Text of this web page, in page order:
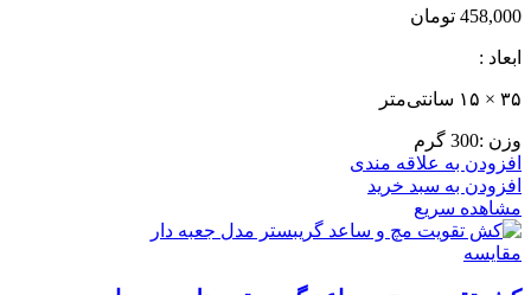
458,000 تومان
ابعاد :
۳۵ × ۱۵ سانتی‌متر
وزن :300 گرم
افزودن به علاقه مندی
افزودن به سبد خرید
مشاهده سریع
مقایسه